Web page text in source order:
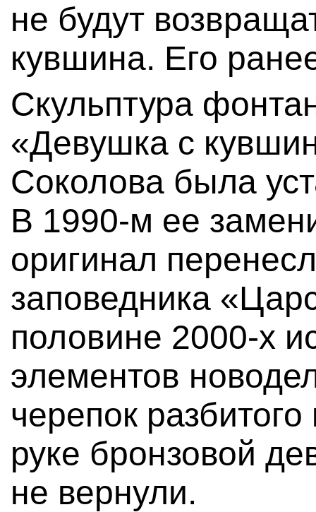
не будут
кувшина. Его
Скульптура
«Девушка с
Соколова была
В 1990-м ее
оригинал
заповедника
половине 2000-х
элементов
черепок
руке бронзовой
не вернули.